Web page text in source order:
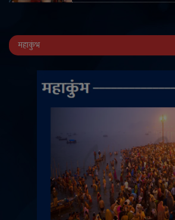
महाकुंभ